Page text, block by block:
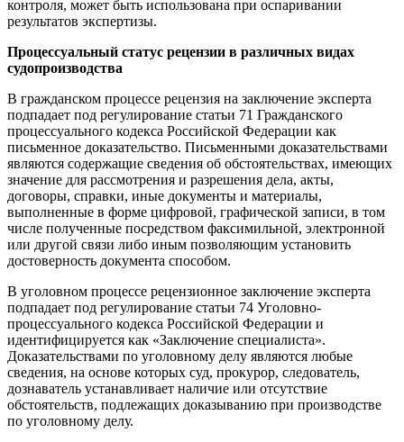
контроля, может быть использована при оспаривании
результатов экспертизы.
Процессуальный статус рецензии в различных видах
судопроизводства
В гражданском процессе рецензия на заключение эксперта
подпадает под регулирование статьи 71 Гражданского
процессуального кодекса Российской Федерации как
письменное доказательство. Письменными доказательствами
являются содержащие сведения об обстоятельствах, имеющих
значение для рассмотрения и разрешения дела, акты,
договоры, справки, иные документы и материалы,
выполненные в форме цифровой, графической записи, в том
числе полученные посредством факсимильной, электронной
или другой связи либо иным позволяющим установить
достоверность документа способом.
В уголовном процессе рецензионное заключение эксперта
подпадает под регулирование статьи 74 Уголовно-
процессуального кодекса Российской Федерации и
идентифицируется как «Заключение специалиста».
Доказательствами по уголовному делу являются любые
сведения, на основе которых суд, прокурор, следователь,
дознаватель устанавливает наличие или отсутствие
обстоятельств, подлежащих доказыванию при производстве
по уголовному делу.